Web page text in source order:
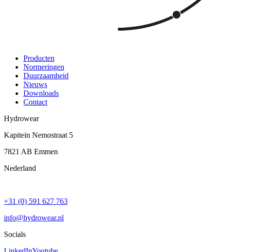
Producten
Normeringen
Duurzaamheid
Nieuws
Downloads
Contact
Hydrowear
Kapitein Nemostraat 5
7821 AB Emmen
Nederland
+31 (0) 591 627 763
info@hydrowear.nl
Socials